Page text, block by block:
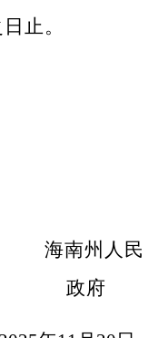
止。
海南州 人民
政府